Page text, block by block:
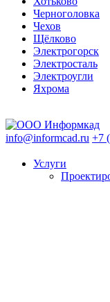
Черноголовка
Чехов
Щёлково
Электрогорск
Электросталь
Электроугли
Яхрома
info@informcad.ru +7
Услуги